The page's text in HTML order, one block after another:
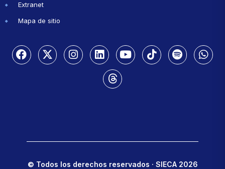
Extranet
Mapa de sitio
© Todos los derechos reservados · SIECA 2026